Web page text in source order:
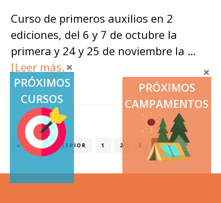
Curso de primeros auxilios en 2
ediciones, del 6 y 7 de octubre la
primera y 24 y 25 de noviembre la …
[Leer más...]
Monográfico
2015
« IR
A
PÁGINA ANTERIOR PÁGINA
1 PÁGINA
2 PÁGINA
3 PÁGINA
4
Footer
PRÓXIMOS
CAMPAMENTOS
PRÓXIMOS
CURSOS